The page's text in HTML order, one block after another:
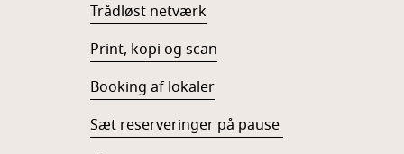
Trådløst netværk
Print, kopi og scan
Booking af lokaler
Sæt reserveringer på pause